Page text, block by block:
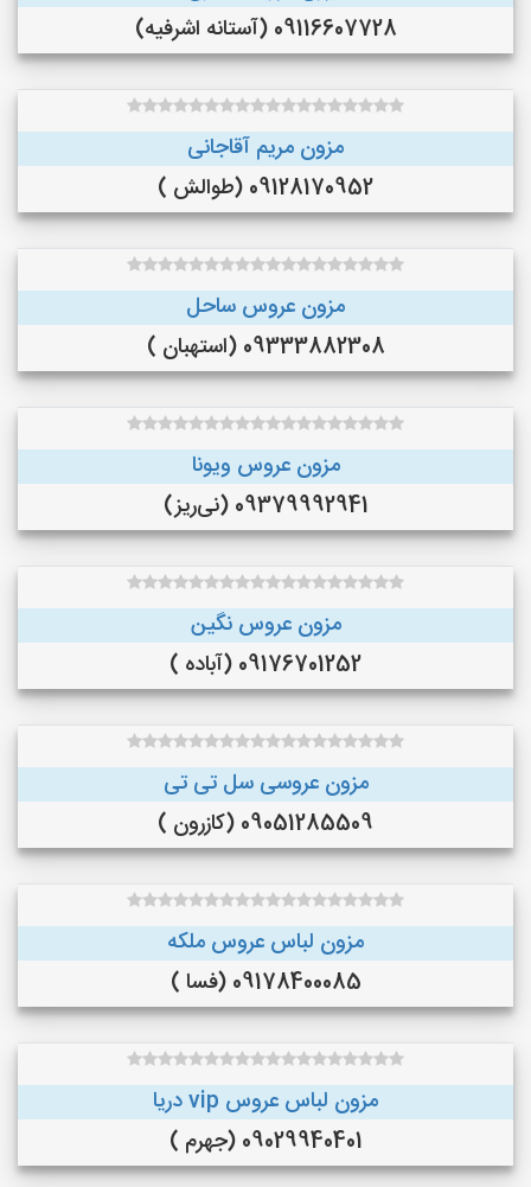
09116607728 (آستانه اشرفیه)
مزون مریم آقاجانی
09128170952 (طوالش )
مزون عروس ساحل
09333882308 (استهبان )
مزون عروس ویونا
09379992941 (نی‌ریز)
مزون عروس نگین
09176701252 (آباده )
مزون عروسی سل تی تی
09051285509 (کازرون )
مزون لباس عروس ملکه
09178400085 (فسا )
مزون لباس عروس vip دریا
09029940401 (جهرم )